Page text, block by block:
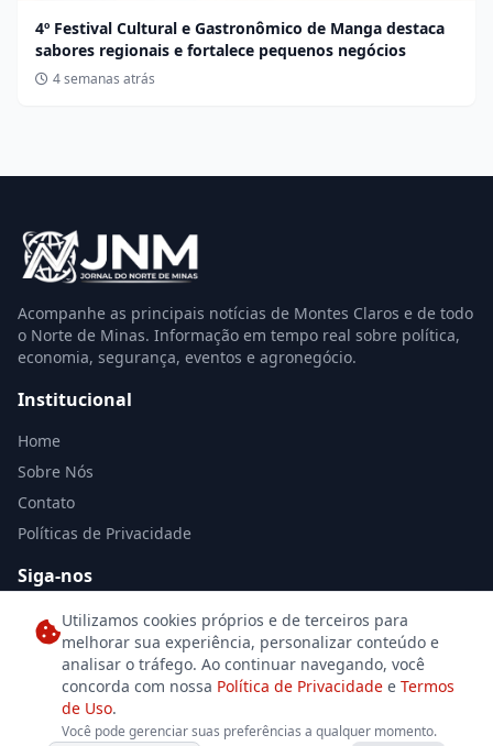
4º Festival Cultural e Gastronômico de Manga destaca
sabores regionais e fortalece pequenos negócios
4 semanas atrás
Acompanhe as principais notícias de Montes Claros e de todo
o Norte de Minas. Informação em tempo real sobre política,
economia, segurança, eventos e agronegócio.
Institucional
Home
Sobre Nós
Contato
Políticas de Privacidade
Siga-nos
© 2026 Jornal Norte de Minas. Todos os direitos reservados. Desenvolvido
porSe7eDesignpara o jornalismo independente.
Utilizamos cookies próprios e de terceiros para
melhorar sua experiência, personalizar conteúdo e
analisar o tráfego. Ao continuar navegando, você
concorda com nossa Política de Privacidade e Termos
de Uso.
Você pode gerenciar suas preferências a qualquer momento.